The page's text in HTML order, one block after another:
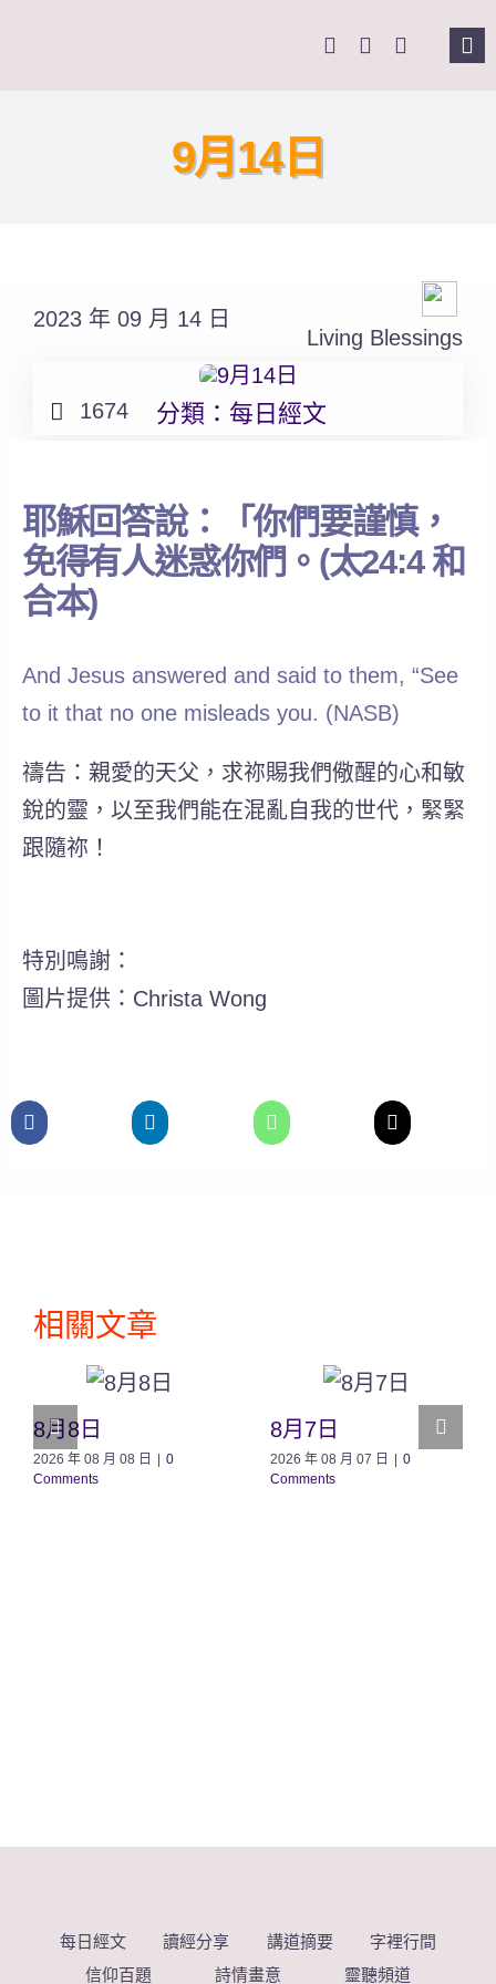
課程報名
9月14日
2023 年 09 月 14 日
Living Blessings
1674 分類： 每日經文
耶穌回答說：「你們要謹慎，
免得有人迷惑你們。(太24:4 和
合本)
And Jesus answered and said to them, “See
to it that no one misleads you. (NASB)
禱告：親愛的天父，求祢賜我們儆醒的心和敏
銳的靈，以至我們能在混亂自我的世代，緊緊
跟隨祢！
特別鳴謝：
圖片提供：Christa Wong
相關文章
8月8日
2026 年 08 月 08 日 | 0
Comments
8月7日
2026 年 08 月 07 日 | 0
Comments
每日經文 讀經分享 講道摘要
字裡行間
信仰百題
詩情畫意 靈聽頻道